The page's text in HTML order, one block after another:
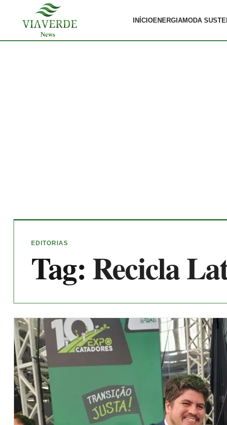
INÍCIOENERGIAMODA
EDITORIAS
Tag:Recicla